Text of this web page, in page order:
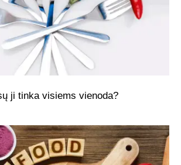
ji tinka visiems vienoda?